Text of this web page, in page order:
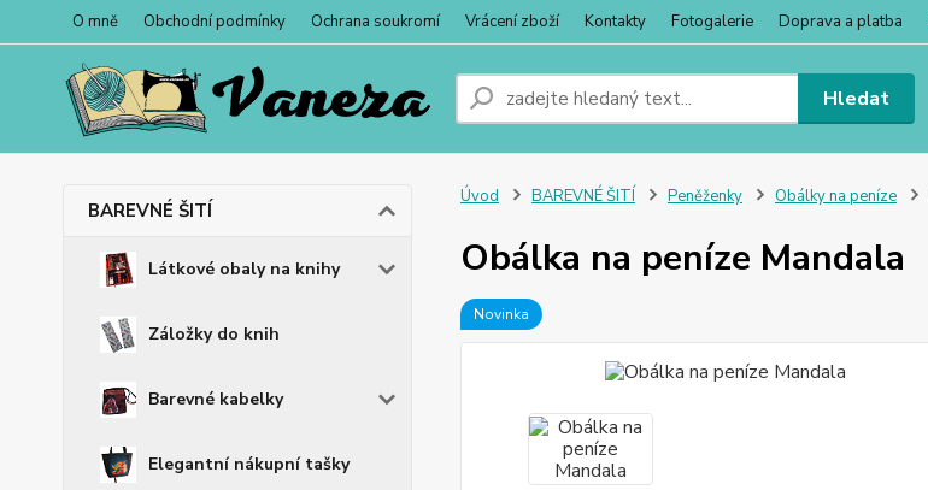
O mně Obchodní podmínky Ochrana soukromí Vrácení zboží Kontakty Fotogalerie Doprava a platba
Hledat
BAREVNÉ ŠITÍ
Látkové obaly na knihy
Záložky do knih
Barevné kabelky
Elegantní nákupní tašky
Úvod BAREVNÉ ŠITÍ Peněženky Obálky na peníze
Obálka na peníze Mandala
Novinka